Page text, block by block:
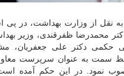
نقل از وزارت بهداشت، در پی
محمدرضا ظفرقندی، وزیر
دکتر علی جعفریان،
سمت به عنوان سرپرست
نمود. در این حکم آمده